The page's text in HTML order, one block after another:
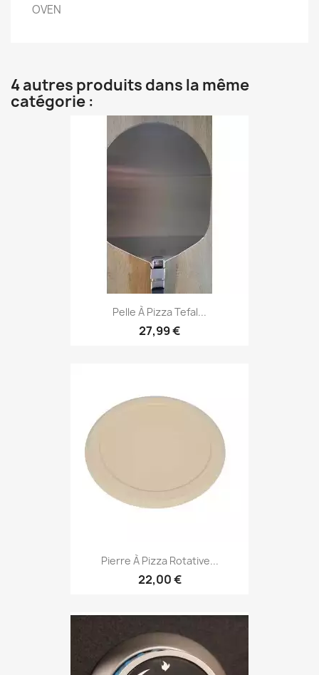
OVEN
4 autres produits dans la même
catégorie :
Pelle À Pizza Tefal...
27,99 €
Pierre À Pizza Rotative...
22,00 €